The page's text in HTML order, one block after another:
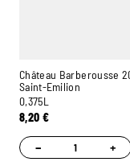
Château Barberousse
Saint-Emilion
0,375L
8,20 €
− +